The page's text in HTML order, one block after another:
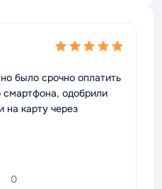
было срочно оплатить
смартфона, одобрили
на карту через
0